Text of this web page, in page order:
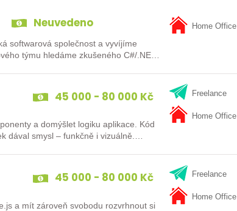
Neuvedeno
softwarová společnost a vyvíjíme
týmu hledáme zkušeného C#/.NET
Home Office
45 000 - 80 000 Kč
a domýšlet logiku aplikace. Kód
dával smysl – funkčně i vizuálně.…
Freelance
Home Office
45 000 - 80 000 Kč
a mít zároveň svobodu rozvrhnout si
Freelance
Home Office